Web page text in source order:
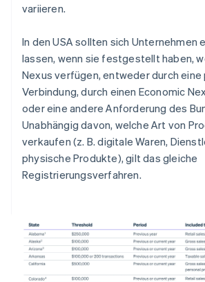
variieren.
In den USA sollten sich Unternehmen
lassen, wenn sie festgestellt haben,
Nexus verfügen, entweder durch eine
Verbindung, durch einen Economic
oder eine andere Anforderung des
Unabhängig davon, welche Art von
verkaufen (z. B. digitale Waren,
physische Produkte), gilt das gleiche
Registrierungsverfahren.